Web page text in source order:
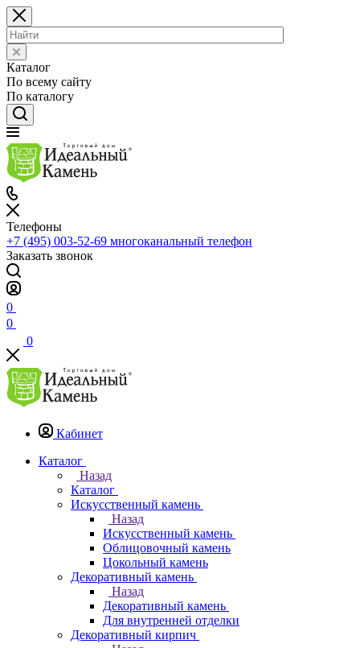
Каталог
По всему сайту
По каталогу
Телефоны
+7 (495) 003-52-69 многоканальный телефон
Заказать звонок
0
0
0
Кабинет
Каталог
Назад
Каталог
Искусственный камень
Назад
Искусственный камень
Облицовочный камень
Цокольный камень
Декоративный камень
Назад
Декоративный камень
Для внутренней отделки
Декоративный кирпич